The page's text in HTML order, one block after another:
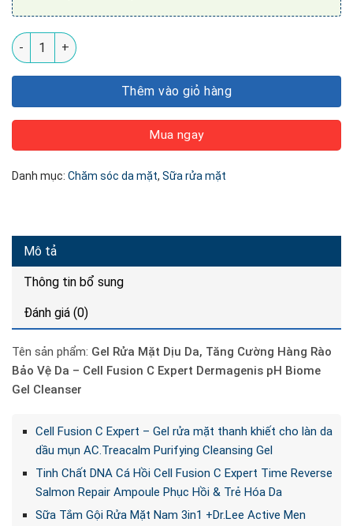
Gel Rửa Mặt Dịu Da, Tăng Cường Hàng Rào Bảo Vệ Da –
Thêm vào giỏ hàng
Mua ngay
Danh mục: Chăm sóc da mặt, Sữa rửa mặt
Mô tả
Thông tin bổ sung
Đánh giá (0)
Tên sản phẩm: Gel Rửa Mặt Dịu Da, Tăng Cường Hàng Rào
Bảo Vệ Da – Cell Fusion C Expert Dermagenis pH Biome
Gel Cleanser
Cell Fusion C Expert – Gel rửa mặt thanh khiết cho làn da
dầu mụn AC.Treacalm Purifying Cleansing Gel
Tinh Chất DNA Cá Hồi Cell Fusion C Expert Time Reverse
Salmon Repair Ampoule Phục Hồi & Trẻ Hóa Da
Sữa Tắm Gội Rửa Mặt Nam 3in1 +Dr.Lee Active Men